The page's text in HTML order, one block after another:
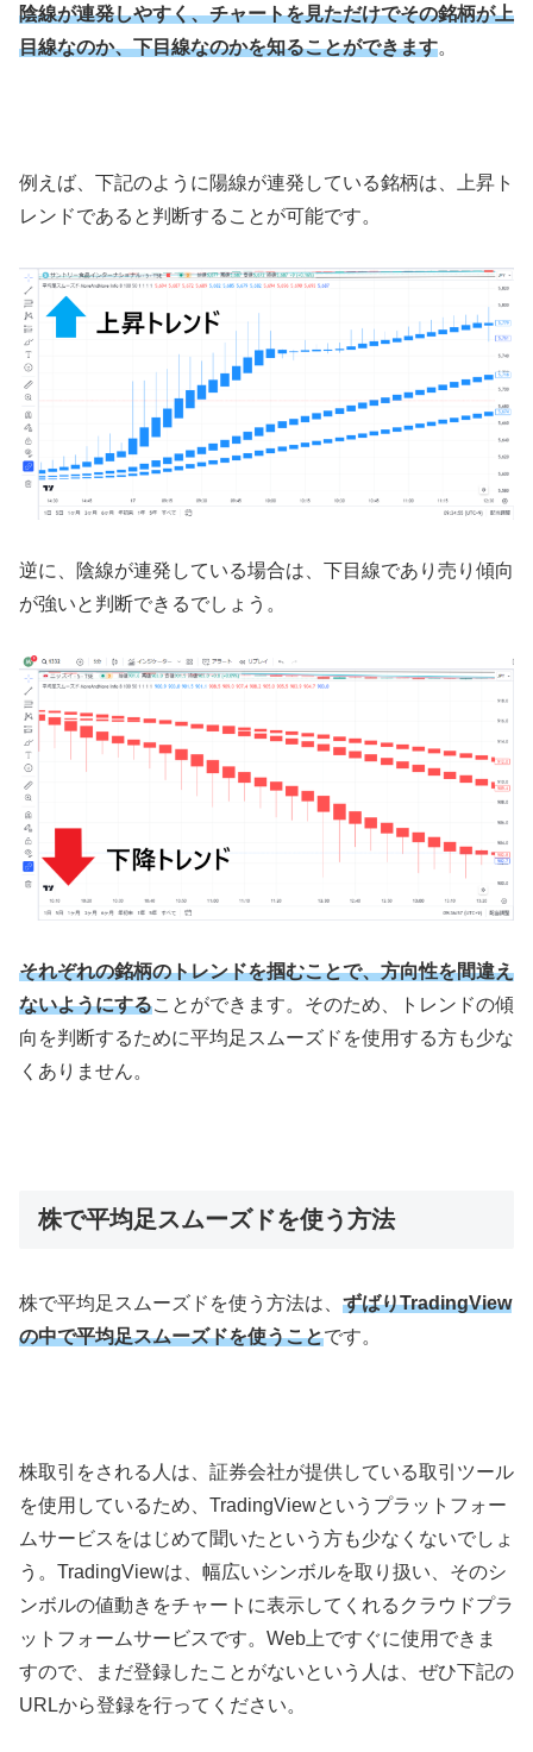
陰線が連発しやすく、チャートを見ただけでその銘柄が上
目線なのか、下目線なのかを知ることができます。
例えば、下記のように陽線が連発している銘柄は、上昇ト
レンドであると判断することが可能です。
逆に、陰線が連発している場合は、下目線であり売り傾向
が強いと判断できるでしょう。
それぞれの銘柄のトレンドを掴むことで、方向性を間違え
ないようにすることができます。そのため、トレンドの傾
向を判断するために平均足スムーズドを使用する方も少な
くありません。
株で平均足スムーズドを使う方法
株で平均足スムーズドを使う方法は、 ずばりTradingView
の中で平均足スムーズドを使うことです。
株取引をされる人は、証券会社が提供している取引ツール
を使用しているため、 TradingViewというプラットフォー
ムサービスをはじめて聞いたという方も少なくないでしょ
う。 TradingViewは、幅広いシンボルを取り扱い、そのシ
ンボルの値動きをチャートに表示してくれるクラウドプラ
ットフォームサービスです。 Web 上ですぐに使用できま
すので、まだ登録したことがないという人は、ぜひ下記の
URLから登録を行ってください。